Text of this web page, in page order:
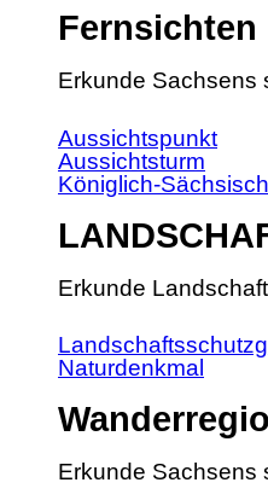
Fernsichten
Erkunde Sachsens
Aussichtspunkt
Aussichtsturm
Königlich-
Erkunde
Naturdenkmal
Erkunde Sachsens